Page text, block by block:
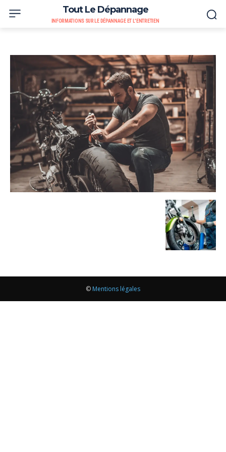
Tout Le Dépannage
INFORMATIONS SUR LE DÉPANNAGE ET L'ENTRETIEN
© Mentions légales